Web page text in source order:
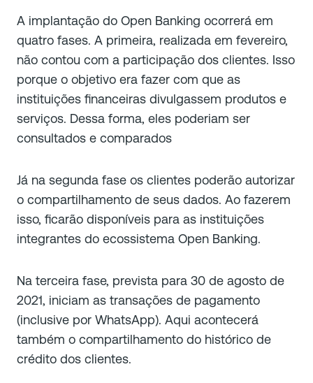
A implantação do Open Banking ocorrerá em
quatro fases. A primeira, realizada em fevereiro,
não contou com a participação dos clientes. Isso
porque o objetivo era fazer com que as
instituições financeiras divulgassem produtos e
serviços. Dessa forma, eles poderiam ser
consultados e comparados
Já na segunda fase os clientes poderão autorizar
o compartilhamento de seus dados. Ao fazerem
isso, ficarão disponíveis para as instituições
integrantes do ecossistema Open Banking.
Na terceira fase, prevista para 30 de agosto de
2021, iniciam as transações de pagamento
(inclusive por WhatsApp). Aqui acontecerá
também o compartilhamento do histórico de
crédito dos clientes.